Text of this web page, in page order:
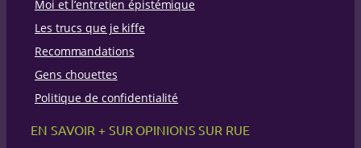
eMoi et l’entretien épistémique
Les trucs que je kiffe
Recommandations
Gens chouettes
Politique de confidentialité
EN SAVOIR + SUR OPINIONS SUR RUE